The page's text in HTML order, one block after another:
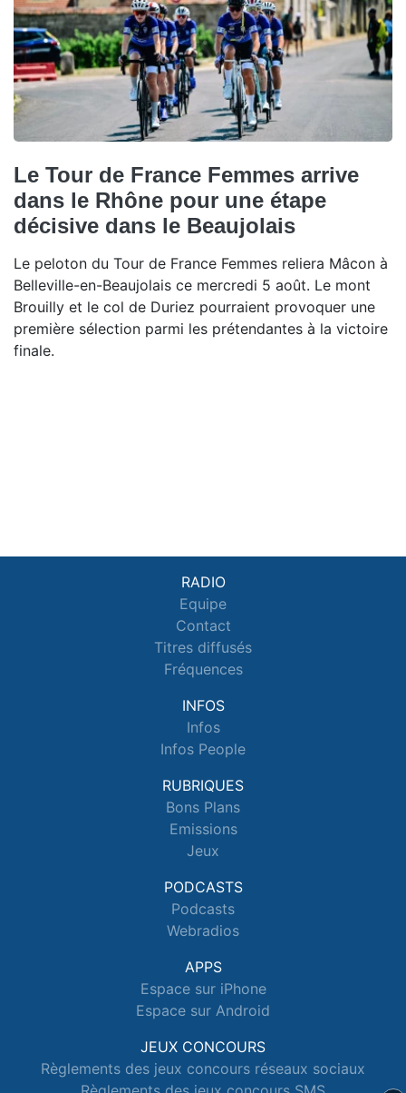
Le Tour de France Femmes arrive
dans le Rhône pour une étape
décisive dans le Beaujolais
Le peloton du Tour de France Femmes reliera Mâcon à
Belleville-en-Beaujolais ce mercredi 5 août. Le mont
Brouilly et le col de Duriez pourraient provoquer une
première sélection parmi les prétendantes à la victoire
finale.
RADIO
Equipe
Contact
Titres diffusés
Fréquences
INFOS
Infos
Infos People
RUBRIQUES
Bons Plans
Emissions
Jeux
PODCASTS
Podcasts
Webradios
APPS
Espace sur iPhone
Espace sur Android
JEUX CONCOURS
Règlements des jeux concours réseaux sociaux